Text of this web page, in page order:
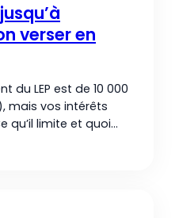
verser en
du LEP est de 10 000
mais vos intérêts
qu’il limite et quoi